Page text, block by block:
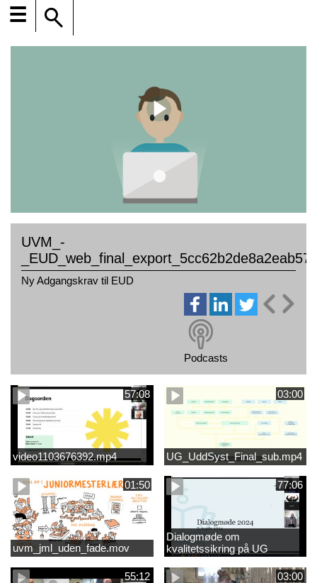
☰
UVM_-
Ny Adgangskrav til EUD
Podcasts
57:08
video1103676392.mp4
03:00
UG_UddSyst_Final_sub.mp4
01:50
uvm_jml_uden_fade.mov
77:06
Dialogmøde om
kvalitetssikring på UG
55:12 03:00